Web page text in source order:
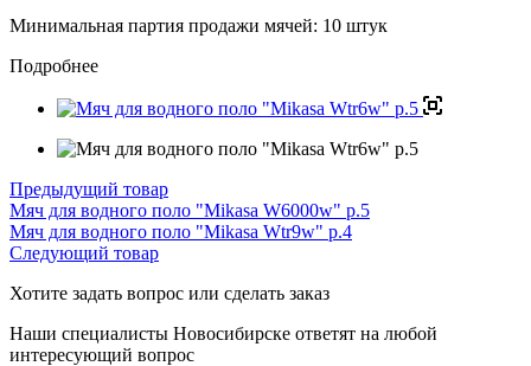
Минимальная партия продажи мячей: 10 штук
Подробнее
Предыдущий товар
Мяч для водного поло "Mikasa W6000w" р.5
Мяч для водного поло "Mikasa Wtr9w" р.4
Следующий товар
Хотите задать вопрос или сделать заказ
Наши специалисты Новосибирске ответят на любой
интересующий вопрос